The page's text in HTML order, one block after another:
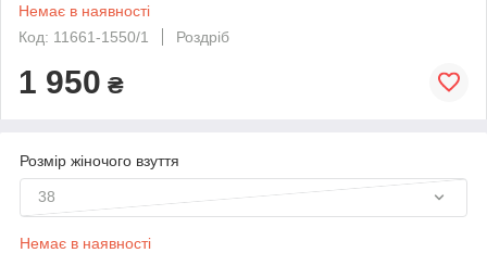
Немає в наявності
Код: 11661-1550/1
Роздріб
1 950 ₴
Розмір жіночого взуття
38
Немає в наявності